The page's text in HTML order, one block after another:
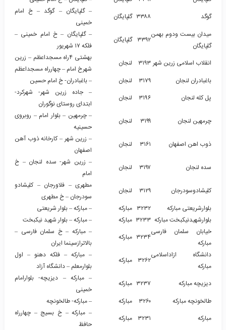
گوگد
۳۳۸۸ گلپایگان
– گلپایگان – گوگد – خ امام
خمینی
میدان بیست ودوم بهمن
گلپایگان
۳۳۹۲ گلپایگان
– گلپایگان – خ امام خمینی –
فلکه ۱۷ شهریور
انقلاب اسلامی زرین شهر ۳۱۹۳ لنجان
بهشتی ۴راه مسجداعظم – زرین
شهرخ امام – چهارراه مسجداعظم
باغبادران لنجان
۳۱۷۹ لنجان
– باغبادران- خ امام حسین
پل کله لنجان
۳۱۹۶ لنجان
– جاده زرین شهر- شهرکرد-
ابتدای روستای نوگوران
چرمهین لنجان
۳۱۹۹ لنجان
– چرمهین – بلوار امام – روبروی
حسینیه
ذوب اهن اصفهان
۳۱۶۱ لنجان
– زرین شهر – کارخانه ذوب آهن
اصفهان
سده لنجان
۳۱۹۷ لنجان
– زرین شهر- سده لنجان – خ
امام
کلیشادوسودرجان
۳۱۲۹ لنجان
مطهری – فلاورجان – کلیشادو
سودرجان – خ مطهری
بلوارشریعتی مبارکه
۳۲۳۲ مبارکه
– مبارکه – بلوار شریعتی
بلوارشهیدنیکبخت مبارکه ۳۲۳۳ مبارکه
– مبارکه – بلوار شهید نیکبخت
خیابان سلمان فارسی
مبارکه
۳۲۳۴ مبارکه
– مبارکه – خ سلمان فارسی –
بالاترازسینما ایران
دانشگاه ازاداسلامی
مبارکه
۳۲۶۲ مبارکه
– مبارکه – فلکه دهنو – اول
بلوارمعلم – دانشگاه آزاد
دیزیچه مبارکه
۳۲۳۷ مبارکه
– مبارکه – دیزیچه- بلوارامام
خمینی
طالخونچه مبارکه
۳۲۶۰ مبارکه
– مبارکه- طالخونچه
مبارکه
۳۲۳۱ مبارکه
– مبارکه – خ بسیج – چهارراه
حافظ